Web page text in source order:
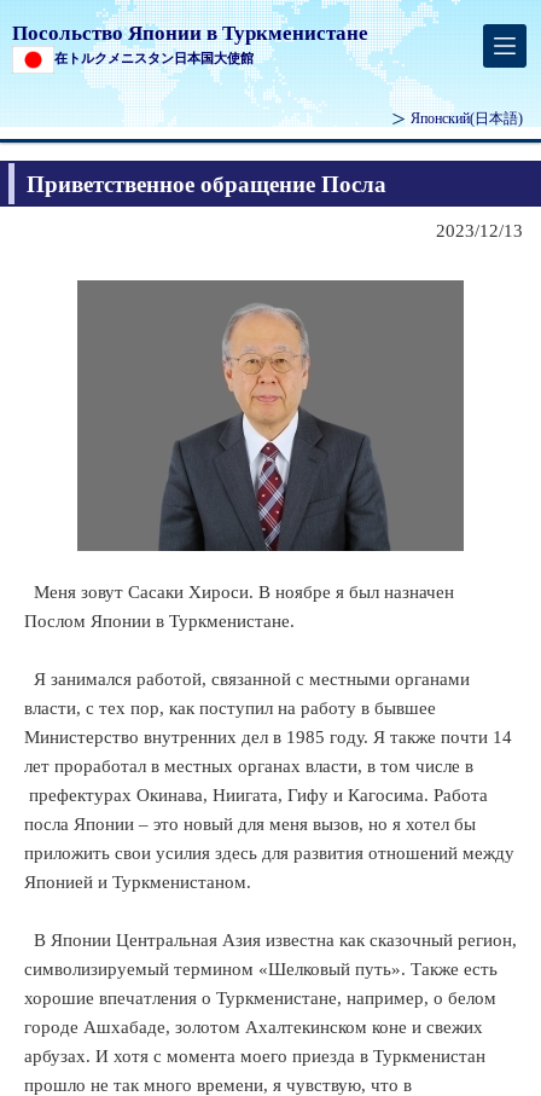
Посольство Японии в Туркменистане
在トルクメニスタン日本国大使館
Японский(日本語)
Приветственное обращение Посла
2023/12/13
Меня зовут Сасаки Хироси. В ноябре я был назначен
Послом Японии в Туркменистане.
Я занимался работой, связанной с местными органами
власти, с тех пор, как поступил на работу в бывшее
Министерство внутренних дел в 1985 году. Я также почти 14
лет проработал в местных органах власти, в том числе в
префектурах Окинава, Ниигата, Гифу и Кагосима. Работа
посла Японии – это новый для меня вызов, но я хотел бы
приложить свои усилия здесь для развития отношений между
Японией и Туркменистаном.
В Японии Центральная Азия известна как сказочный регион,
символизируемый термином «Шелковый путь». Также есть
хорошие впечатления о Туркменистане, например, о белом
городе Ашхабаде, золотом Ахалтекинском коне и свежих
арбузах. И хотя с момента моего приезда в Туркменистан
прошло не так много времени, я чувствую, что в